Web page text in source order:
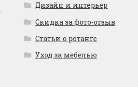
Дизайн и интерьер
Скидка за фото-отзыв
Статьи о ротанге
Уход за мебелью